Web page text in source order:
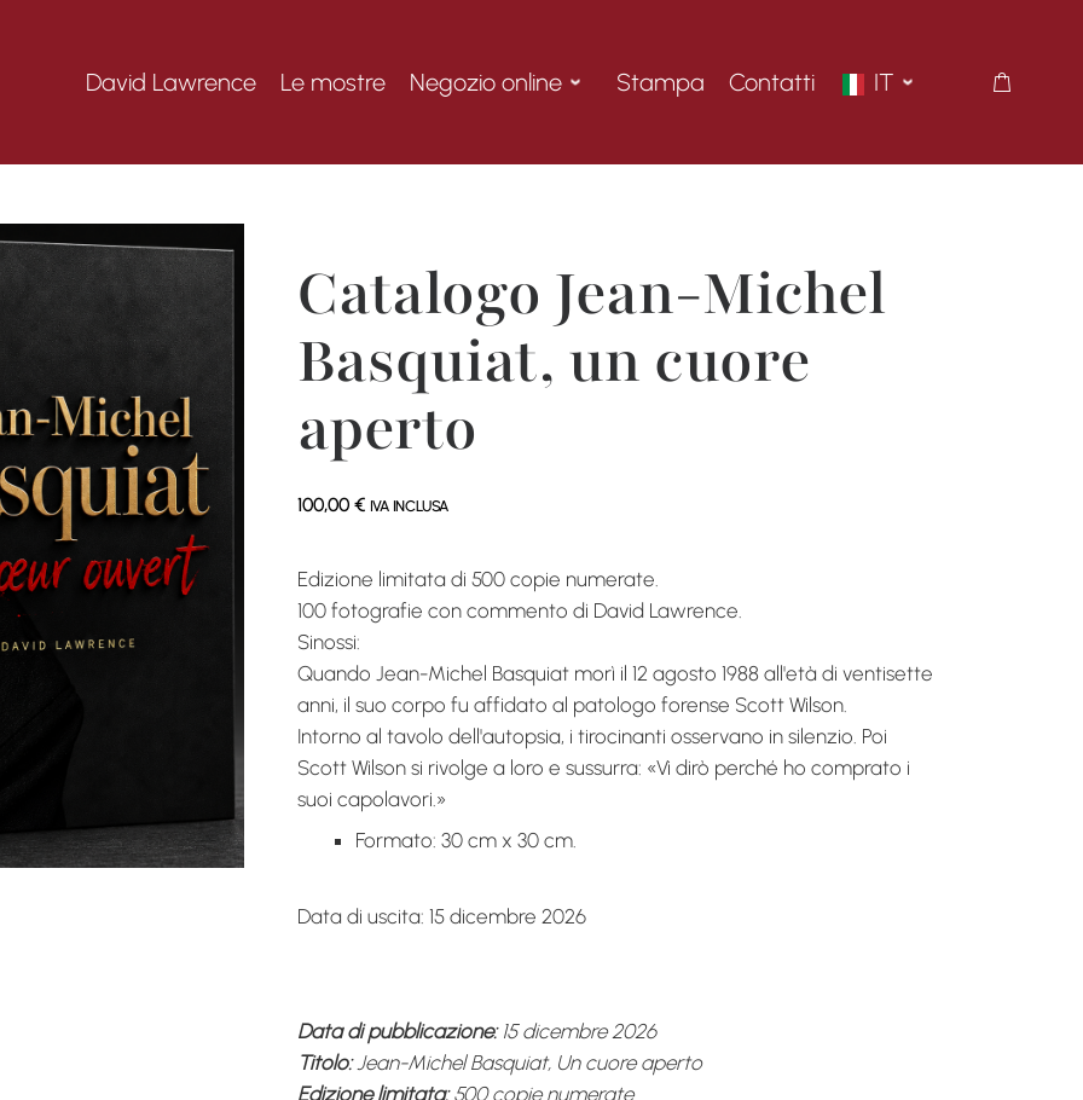
David Lawrence Le mostre Negozio online Stampa Contatti IT
Catalogo Jean-Michel
Basquiat, un cuore
aperto
100,00€ IVA INCLUSA
Edizione limitata di 500 copie numerate.
100 fotografie con commento di David Lawrence.
Sinossi:
Quando Jean-Michel Basquiat morì il 12 agosto 1988 all'età di ventisette
anni, il suo corpo fu affidato al patologo forense Scott Wilson.
Intorno al tavolo dell'autopsia, i tirocinanti osservano in silenzio. Poi
Scott Wilson si rivolge a loro e sussurra: «Vi dirò perché ho comprato i
suoi capolavori.»
Formato: 30 cm x 30 cm.
Data di uscita: 15 dicembre 2026
Data di pubblicazione:15 dicembre 2026
Titolo:Jean-Michel Basquiat, Un cuore aperto
Edizione limitata:500 copie numerate